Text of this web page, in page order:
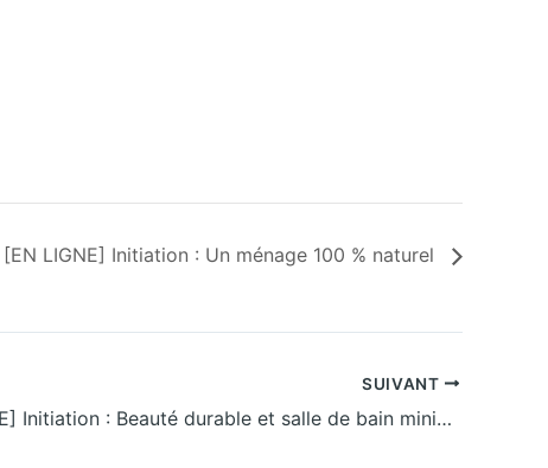
[EN LIGNE] Initiation : Un ménage 100 % naturel
SUIVANT
[EN LIGNE] Initiation : Beauté durable et salle de bain minimaliste